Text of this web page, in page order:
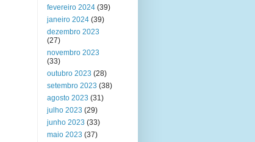
fevereiro 2024 (39)
janeiro 2024 (39)
dezembro 2023
(27)
novembro 2023
(33)
outubro 2023 (28)
setembro 2023 (38)
agosto 2023 (31)
julho 2023 (29)
junho 2023 (33)
maio 2023 (37)